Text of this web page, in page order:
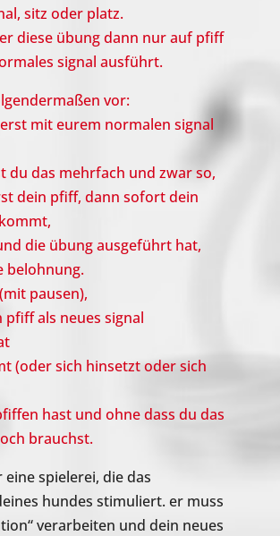
sitz oder platz.
diese übung dann nur auf pfiff
signal ausführt.
vor:
mit eurem normalen signal
du das mehrfach und zwar so,
dein pfiff, dann sofort dein
die übung ausgeführt hat,
belohnung.
pausen),
als neues signal
(oder sich hinsetzt oder sich
hast und ohne dass du das
brauchst.
spielerei, die das
hundes stimuliert. er muss
verarbeiten und dein neues